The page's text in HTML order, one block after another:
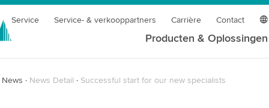
Service Service- & verkooppartners Carrière Contact
Producten & Oplossingen
News News Detail Successful start for our new specialists